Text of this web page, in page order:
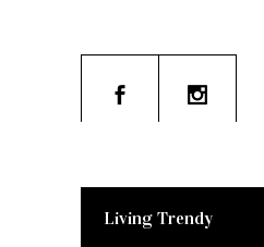
Living Trendy